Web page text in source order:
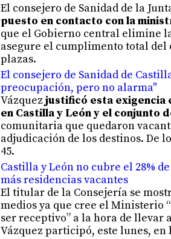
El consejero de Sanidad de la
puesto en contacto con la
que el Gobierno central elimine
asegure el cumplimento total del
plazas.
El consejero de Sanidad de
preocupación, pero no alarma"
Vázquezjustificó esta exigencia
en Castilla y León y el conjunto
comunitaria que quedaron
adjudicación de los destinos. De
45.
Castilla y León no cubre el 28%
más residencias vacantes
El titular de la Consejería se
medios ya que cree el Ministerio
ser receptivo” a la hora de llevar
Vázquez participó, este lunes, en